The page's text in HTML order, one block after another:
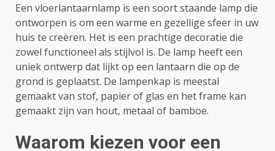
Een vloerlantaarnlamp is een soort staande lamp die
ontworpen is om een warme en gezellige sfeer in uw
huis te creëren. Het is een prachtige decoratie die
zowel functioneel als stijlvol is. De lamp heeft een
uniek ontwerp dat lijkt op een lantaarn die op de
grond is geplaatst. De lampenkap is meestal
gemaakt van stof, papier of glas en het frame kan
gemaakt zijn van hout, metaal of bamboe.
Waarom kiezen voor een